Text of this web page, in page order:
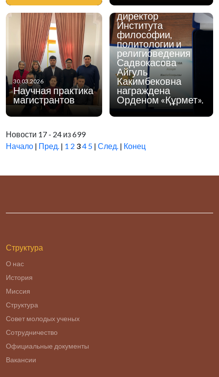
30.03.2026
Научная практика
магистрантов
генеральный
директор
Института
философии,
политологии и
религиоведения
Садвокасова
Айгуль
Какимбековна
награждена
Орденом «Құрмет».
Новости 17 - 24 из 699
Начало | Пред. | 1 2 34 5 | След. | Конец
Структура
О нас
История
Миссия
Структура
Совет молодых ученых
Сотрудничество
Официальные документы
Вакансии